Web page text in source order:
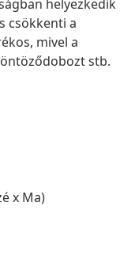
helyezkedik
csökkenti a
mivel a
stb.
x Ma)